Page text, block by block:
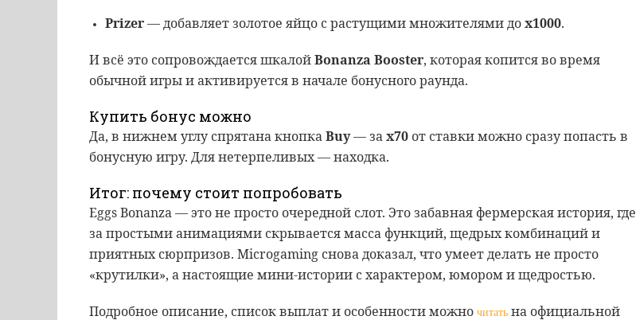
Prizer— добавляет золотое яйцо с растущими множителями доx1000.
И всё это сопровождается шкалойBonanza Booster, которая копится во время
обычной игры и активируется в начале бонусного раунда.
Купить бонус можно
Да, в нижнем углу спрятана кнопкаBuy— заx70 от ставки можно сразу попасть в
бонусную игру. Для нетерпеливых — находка.
Итог: почему стоит попробовать
Eggs Bonanza — это не просто очередной слот. Это забавная фермерская история, где
за простыми анимациями скрывается масса функций, щедрых комбинаций и
приятных сюрпризов. Microgaming снова доказал, что умеет делать не просто
«крутилки», а настоящие мини-истории с характером, юмором и щедростью.
Подробное описание, список выплат и особенности можно читать на официальной